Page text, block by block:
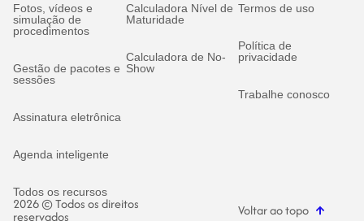
Fotos, vídeos e
simulação de
procedimentos
Gestão de pacotes e
sessões
Assinatura eletrônica
Agenda inteligente
Todos os recursos
Calculadora Nível de
Maturidade
Calculadora de No-
Show
Termos de uso
Política de
privacidade
Trabalhe conosco
2026 © Todos os direitos
reservados Voltar ao topo